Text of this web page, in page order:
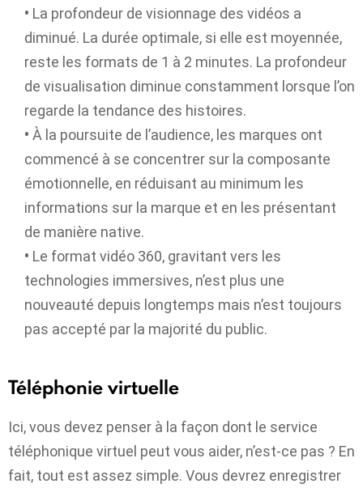
• La profondeur de visionnage des vidéos a
diminué. La durée optimale, si elle est moyennée,
reste les formats de 1 à 2 minutes. La profondeur
de visualisation diminue constamment lorsque l’on
regarde la tendance des histoires.
• À la poursuite de l’audience, les marques ont
commencé à se concentrer sur la composante
émotionnelle, en réduisant au minimum les
informations sur la marque et en les présentant
de manière native.
• Le format vidéo 360, gravitant vers les
technologies immersives, n’est plus une
nouveauté depuis longtemps mais n’est toujours
pas accepté par la majorité du public.
Téléphonie virtuelle
Ici, vous devez penser à la façon dont le service
téléphonique virtuel peut vous aider, n’est-ce pas ? En
fait, tout est assez simple. Vous devrez enregistrer